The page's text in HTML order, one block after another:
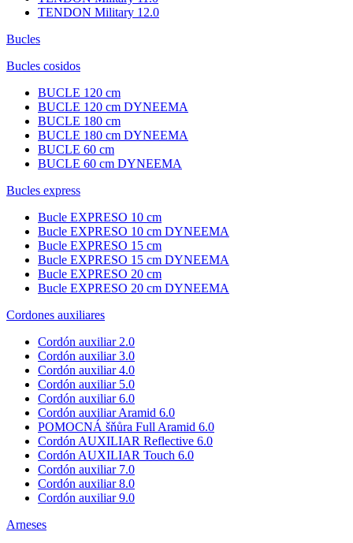
TENDON Military 12.0
Bucles
Bucles cosidos
BUCLE 120 cm
BUCLE 120 cm DYNEEMA
BUCLE 180 cm
BUCLE 180 cm DYNEEMA
BUCLE 60 cm
BUCLE 60 cm DYNEEMA
Bucles express
Bucle EXPRESO 10 cm
Bucle EXPRESO 10 cm DYNEEMA
Bucle EXPRESO 15 cm
Bucle EXPRESO 15 cm DYNEEMA
Bucle EXPRESO 20 cm
Bucle EXPRESO 20 cm DYNEEMA
Cordones auxiliares
Cordón auxiliar 2.0
Cordón auxiliar 3.0
Cordón auxiliar 4.0
Cordón auxiliar 5.0
Cordón auxiliar 6.0
Cordón auxiliar Aramid 6.0
POMOCNÁ šňůra Full Aramid 6.0
Cordón AUXILIAR Reflective 6.0
Cordón AUXILIAR Touch 6.0
Cordón auxiliar 7.0
Cordón auxiliar 8.0
Cordón auxiliar 9.0
Arneses